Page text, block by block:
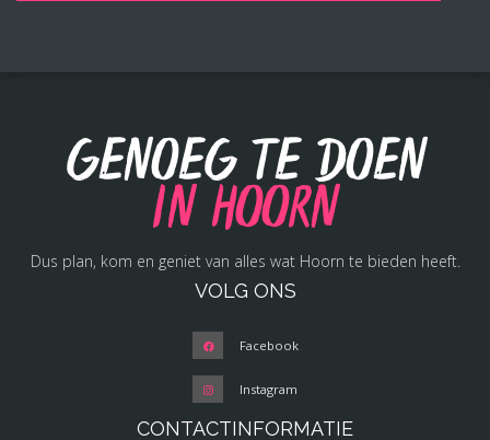
Genoeg te doen
in Hoorn
Dus plan, kom en geniet van alles wat Hoorn te bieden heeft.
VOLG ONS
Facebook
Instagram
CONTACTINFORMATIE